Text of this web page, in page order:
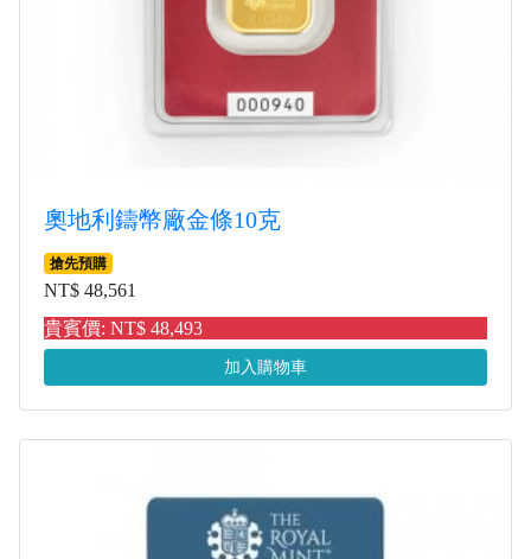
奧地利鑄幣廠金條10克
搶先預購
NT$ 48,561
貴賓價: NT$ 48,493
加入購物車